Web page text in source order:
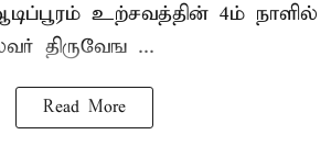
உற்சவத்தின் 4ம் நாளில்
திருவேங ...
Read More